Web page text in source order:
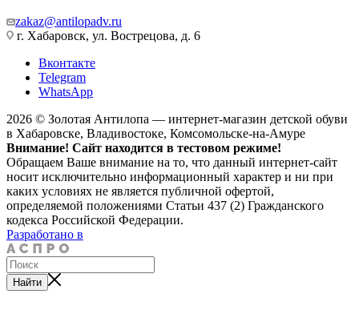
zakaz@antilopadv.ru
г. Хабаровск, ул. Вострецова, д. 6
Вконтакте
Telegram
WhatsApp
2026 © Золотая Антилопа — интернет-магазин детской обуви
в Хабаровске, Владивостоке, Комсомольске-на-Амуре
Внимание! Сайт находится в тестовом режиме!
Обращаем Ваше внимание на то, что данный интернет-сайт
носит исключительно информационный характер и ни при
каких условиях не является публичной офертой,
определяемой положениями Статьи 437 (2) Гражданского
кодекса Российской Федерации.
Разработано в
Найти